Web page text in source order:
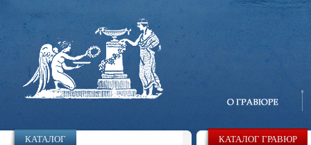
КАТАЛОГ КАТАЛОГ ГРАВЮР